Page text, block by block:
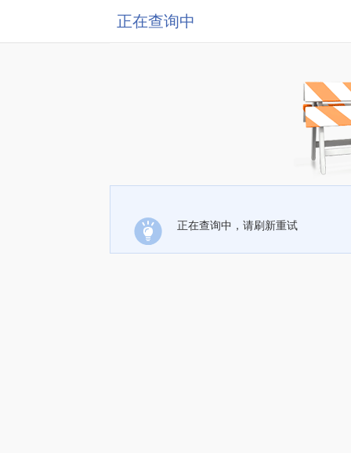
正在查询中
正在查询中，请刷新重试